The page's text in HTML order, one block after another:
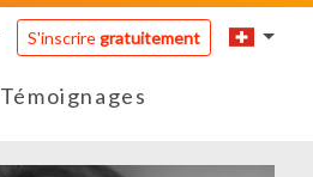
S'inscriregratuitement
Témoignages